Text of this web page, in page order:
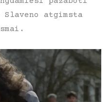
atgimsta